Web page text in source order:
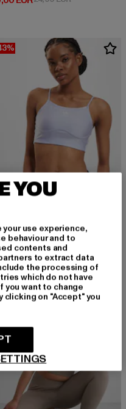
EUR
Bra
EURPreis: 15,95 EUR
27,99 EURAktionspreis:
YOU
use experience,
behaviour and to
contents and
to extract data
the processing of
which do not have
you want to change
clicking on "Accept" you